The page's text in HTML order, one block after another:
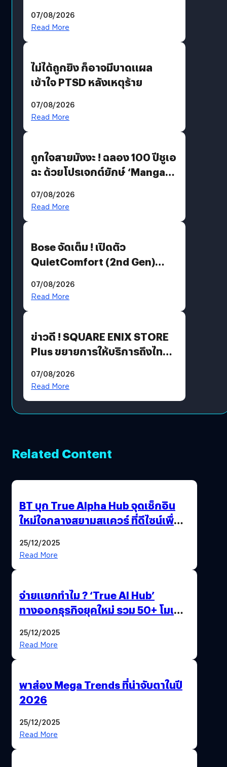
07/08/2026
Read More
ไม่ได้ถูกยิง ก็อาจมีบาดแผล
เข้าใจ PTSD หลังเหตุร้าย
07/08/2026
Read More
ถูกใจสายมังงะ ! ฉลอง 100 ปีชูเอ
ฉะ ด้วยโปรเจกต์ยักษ์ ‘Manga
มีภาษาไทยด้วย
07/08/2026
Read More
Bose จัดเต็ม ! เปิดตัว
QuietComfort (2nd Gen)
07/08/2026
Read More
ข่าวดี ! SQUARE ENIX STORE
Plus ขยายการให้บริการถึงไทย
โดยตรง
07/08/2026
Read More
Related Content
BT บุก True Alpha Hub จุดเช็กอิน
ใหม่ใจกลางสยามสแควร์ ที่ดีไซน์เพื่อ
25/12/2025
Read More
จ่ายแยกทำไม ? ‘True AI Hub’
ทางออกธุรกิจยุคใหม่ รวม 50+ โมเดล
25/12/2025
Read More
พาส่อง Mega Trends ที่น่าจับตาในปี
2026
25/12/2025
Read More